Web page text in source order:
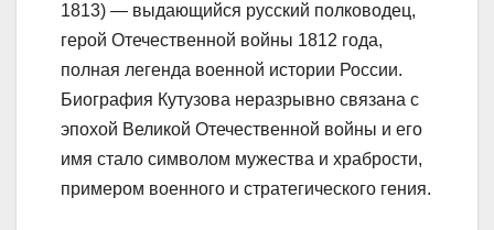
1813) — выдающийся русский полководец,
герой Отечественной войны 1812 года,
полная легенда военной истории России.
Биография Кутузова неразрывно связана с
эпохой Великой Отечественной войны и его
имя стало символом мужества и храбрости,
примером военного и стратегического гения.